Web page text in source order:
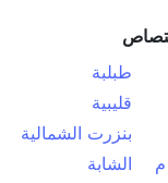
طبلبة
قليبية
بنزرت الشمالية
الشابة